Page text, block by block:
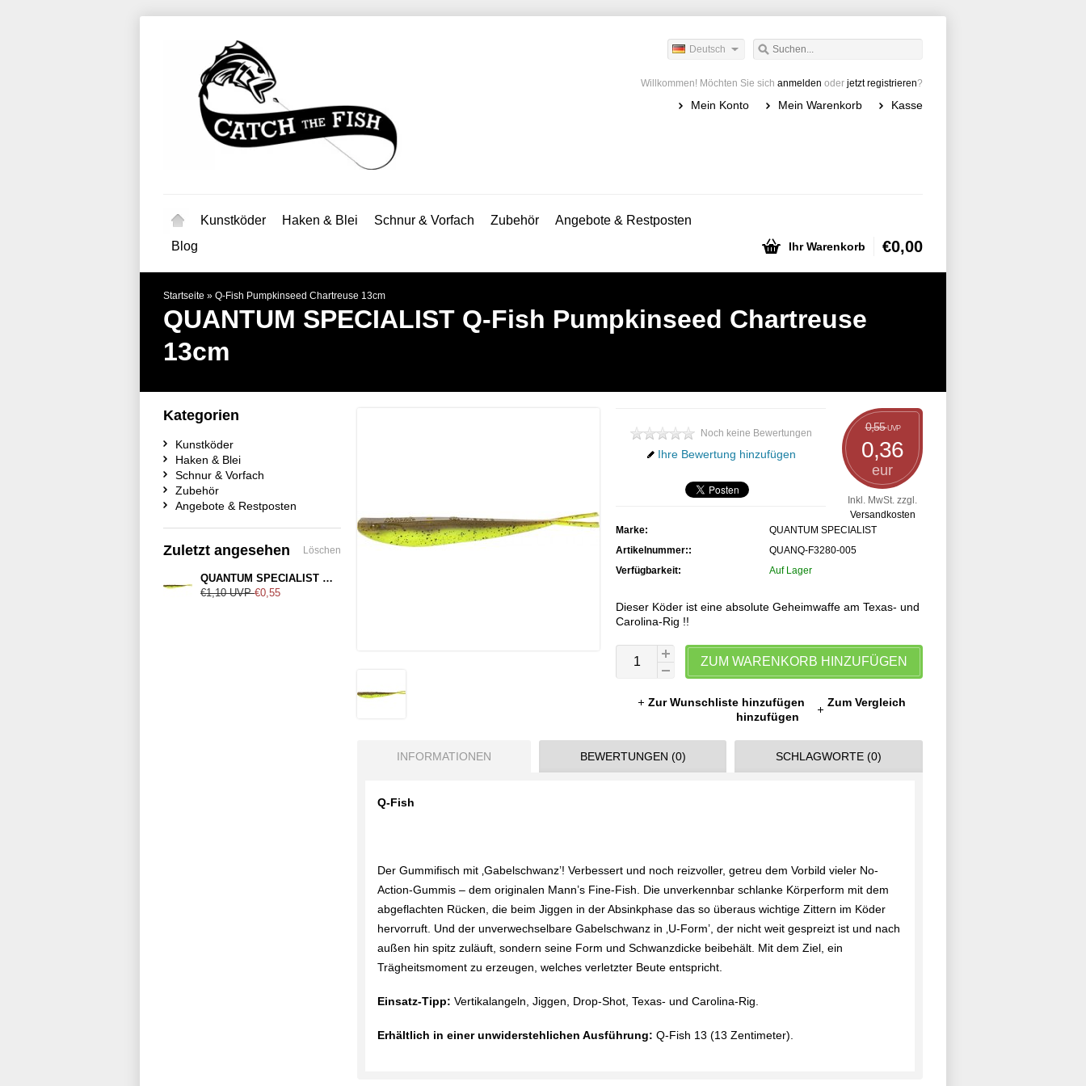
Deutsch
Willkommen! Möchten Sie sich anmelden oder jetzt registrieren?
Mein Konto Mein Warenkorb Kasse
Kunstköder Haken & Blei Schnur & Vorfach Zubehör
Angebote & Restposten
Blog
Ihr Warenkorb €0,00
Startseite » Q-Fish Pumpkinseed Chartreuse 13cm
QUANTUM SPECIALIST Q-Fish Pumpkinseed Chartreuse
13cm
0,55UVP
0,36
eur
Inkl. MwSt. zzgl.
Versandkosten
Noch keine Bewertungen
Ihre Bewertung hinzufügen
Marke:
QUANTUM SPECIALIST
Artikelnummer::
QUANQ-F3280-005
Verfügbarkeit:
Auf Lager
Dieser Köder ist eine absolute Geheimwaffe am Texas- und
Carolina-Rig !!
ZUM WARENKORB HINZUFÜGEN
Zur Wunschliste hinzufügen
Zum Vergleich
hinzufügen
INFORMATIONEN BEWERTUNGEN (0) SCHLAGWORTE (0)
Q-Fish
Der Gummifisch mit ‚Gabelschwanz’! Verbessert und noch reizvoller, getreu dem Vorbild vieler No-
Action-Gummis – dem originalen Mann’s Fine-Fish. Die unverkennbar schlanke Körperform mit dem
abgeflachten Rücken, die beim Jiggen in der Absinkphase das so überaus wichtige Zittern im Köder
hervorruft. Und der unverwechselbare Gabelschwanz in ‚U-Form’, der nicht weit gespreizt ist und nach
außen hin spitz zuläuft, sondern seine Form und Schwanzdicke beibehält. Mit dem Ziel, ein
Trägheitsmoment zu erzeugen, welches verletzter Beute entspricht.
Einsatz-Tipp: Vertikalangeln, Jiggen, Drop-Shot, Texas- und Carolina-Rig.
Erhältlich in einer unwiderstehlichen Ausführung: Q-Fish 13 (13 Zentimeter).
Kategorien
Kunstköder
Haken & Blei
Schnur & Vorfach
Zubehör
Angebote & Restposten
Zuletzt angesehen Löschen
QUANTUM SPECIALIST Q-Fish Pumpkinseed Chartreuse 13cm
€1,10UVP €0,55